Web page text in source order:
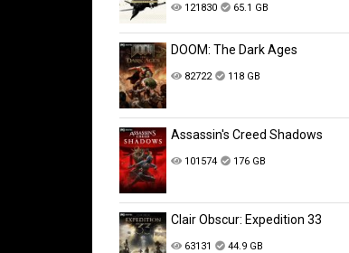
121830 65.1 GB
DOOM: The Dark Ages
82722 118 GB
Assassin's Creed Shadows
101574 176 GB
Clair Obscur: Expedition 33
63131 44.9 GB